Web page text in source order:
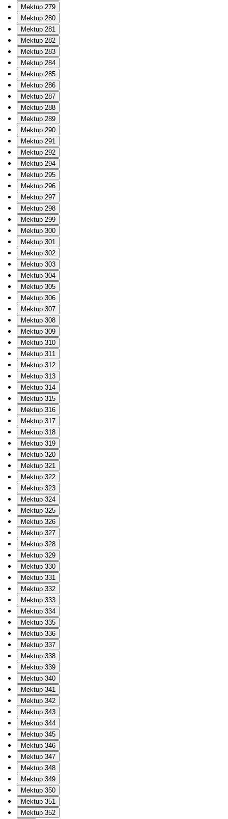
Mektup 279
Mektup 280
Mektup 281
Mektup 282
Mektup 283
Mektup 284
Mektup 285
Mektup 286
Mektup 287
Mektup 288
Mektup 289
Mektup 290
Mektup 291
Mektup 292
Mektup 294
Mektup 295
Mektup 296
Mektup 297
Mektup 298
Mektup 299
Mektup 300
Mektup 301
Mektup 302
Mektup 303
Mektup 304
Mektup 305
Mektup 306
Mektup 307
Mektup 308
Mektup 309
Mektup 310
Mektup 311
Mektup 312
Mektup 313
Mektup 314
Mektup 315
Mektup 316
Mektup 317
Mektup 318
Mektup 319
Mektup 320
Mektup 321
Mektup 322
Mektup 323
Mektup 324
Mektup 325
Mektup 326
Mektup 327
Mektup 328
Mektup 329
Mektup 330
Mektup 331
Mektup 332
Mektup 333
Mektup 334
Mektup 335
Mektup 336
Mektup 337
Mektup 338
Mektup 339
Mektup 340
Mektup 341
Mektup 342
Mektup 343
Mektup 344
Mektup 345
Mektup 346
Mektup 347
Mektup 348
Mektup 349
Mektup 350
Mektup 351
Mektup 352